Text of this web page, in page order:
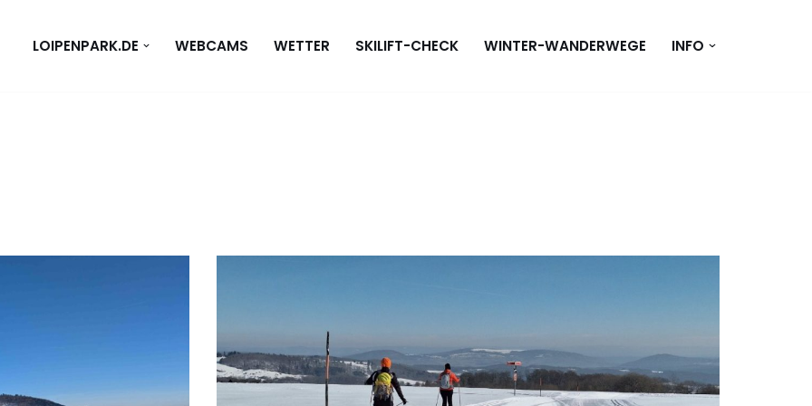
LOIPENPARK.DE WEBCAMS WETTER SKILIFT-CHECK WINTER-WANDERWEGE INFO